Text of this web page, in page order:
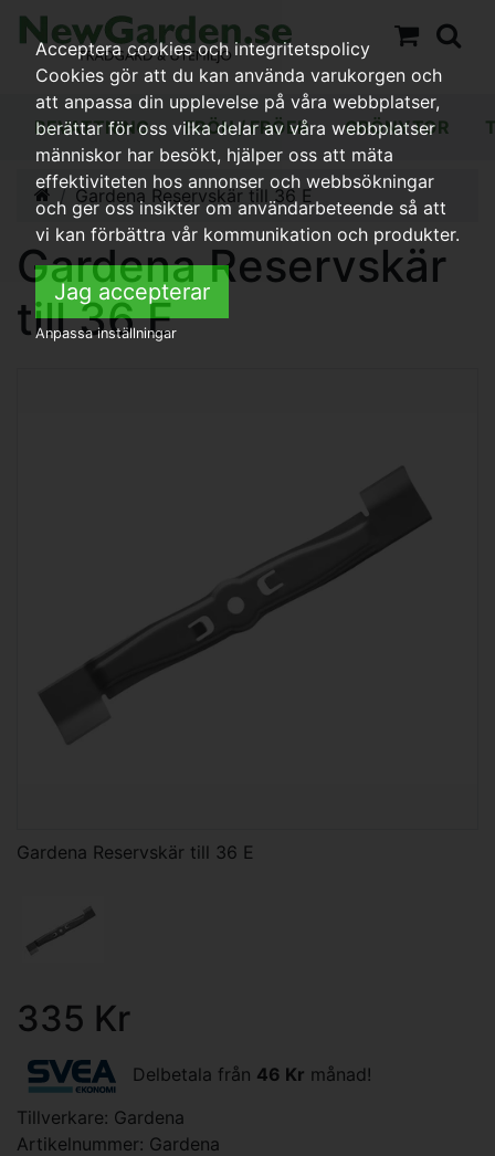
BEVATTNING FRÖN / FRÖER GRÖNYTOR
Gardena Reservskär till 36 E
Gardena Reservskär
till 36 E
Gardena Reservskär till 36 E
335 Kr
Delbetala från 46 Kr månad!
Tillverkare: Gardena
Artikelnummer: Gardena
Acceptera cookies och integritetspolicy
Cookies gör att du kan använda varukorgen och
att anpassa din upplevelse på våra webbplatser,
berättar för oss vilka delar av våra webbplatser
människor har besökt, hjälper oss att mäta
effektiviteten hos annonser och webbsökningar
och ger oss insikter om användarbeteende så att
vi kan förbättra vår kommunikation och produkter.
Jag accepterar
Anpassa inställningar